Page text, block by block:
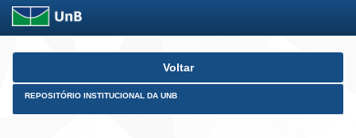
Skip
Voltar
REPOSITÓRIO INSTITUCIONAL DA UNB